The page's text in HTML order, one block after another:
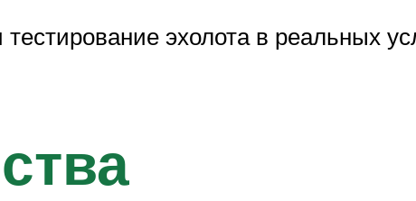
эхолота в реальных